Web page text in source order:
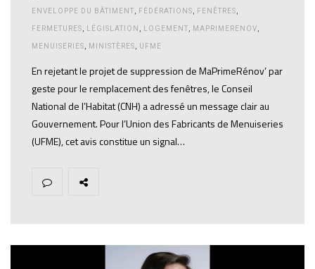
ENVELOPPE DU BÂTIMENT FÉDÉRATIONS FENÊTRES
FERMETURES LÉGISLATION LOGEMENT MAPRIMERENOV
MENUISERIES MINISTÈRES UFME
En rejetant le projet de suppression de MaPrimeRénov’ par
geste pour le remplacement des fenêtres, le Conseil
National de l’Habitat (CNH) a adressé un message clair au
Gouvernement. Pour l’Union des Fabricants de Menuiseries
(UFME), cet avis constitue un signal…